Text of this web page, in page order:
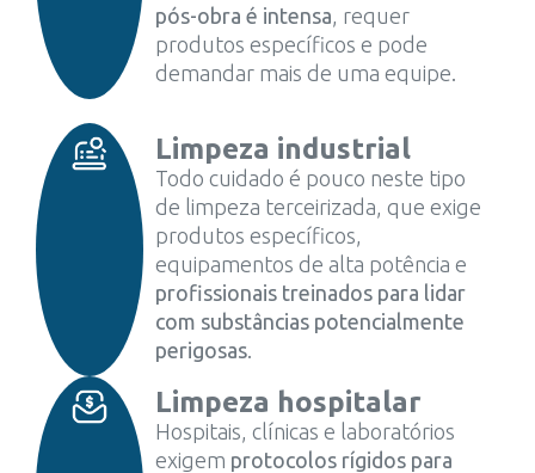
pós-obra é intensa , requer
produtos específicos e pode
demandar mais de uma equipe.
Limpeza industrial
Todo cuidado é pouco neste tipo
de limpeza terceirizada, que exige
produtos específicos,
equipamentos de alta potência e
profissionais treinados para lidar
com substâncias potencialmente
perigosas
Limpeza hospitalar
Hospitais, clínicas e laboratórios
exigem protocolos rígidos para